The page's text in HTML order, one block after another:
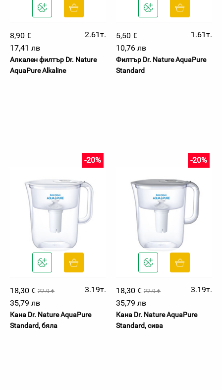
8,90 €
2.61т.
17,41 лв
Алкален филтър Dr. Nature
AquaPure Alkaline
5,50 €
1.61т.
10,76 лв
Филтър Dr. Nature AquaPure
Standard
18,30 € 22.9 €
-20%
3.19т.
35,79 лв
Кана Dr. Nature AquaPure
Standard, бяла
18,30 € 22.9 €
-20%
3.19т.
35,79 лв
Кана Dr. Nature AquaPure
Standard, сива